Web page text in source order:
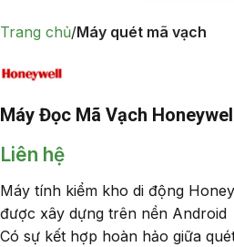
Trang chủ Máy quét mã vạch
Máy Đọc Mã Vạch
Liên hệ
Máy tính kiểm kho di động
được xây dựng trên nền Android
Có sự kết hợp hoàn hảo giữa